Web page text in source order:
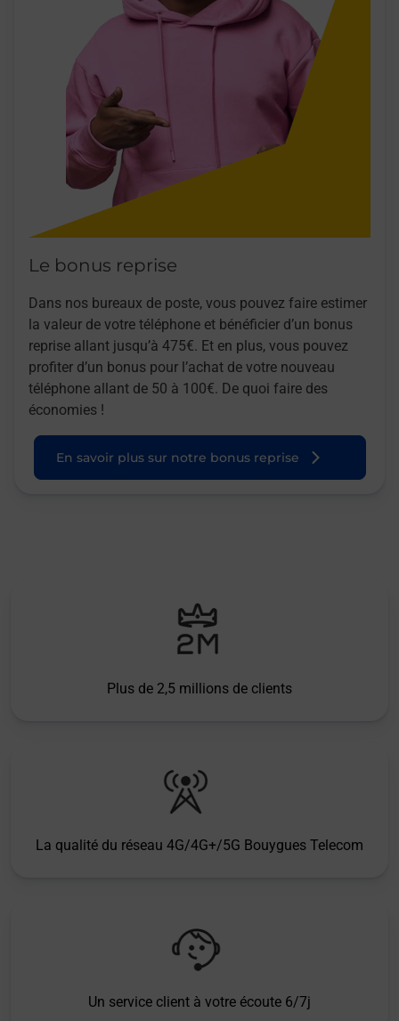
Le bonus reprise
Dans nos bureaux de poste, vous pouvez faire estimer
la valeur de votre téléphone et bénéficier d’un bonus
reprise allant jusqu’à 475€. Et en plus, vous pouvez
profiter d’un bonus pour l’achat de votre nouveau
téléphone allant de 50 à 100€. De quoi faire des
économies !
En savoir plus sur notre bonus reprise
Plus de 2,5 millions de clients
La qualité du réseau 4G/4G+/5G Bouygues Telecom
Un service client à votre écoute 6/7j